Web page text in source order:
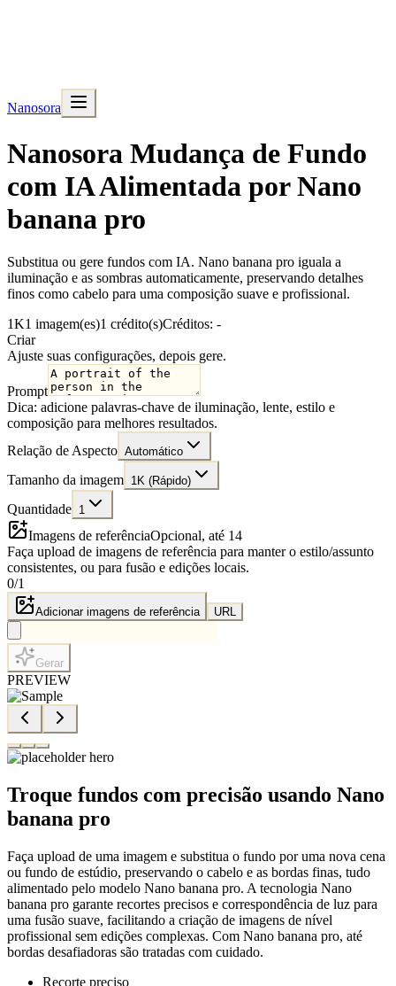
Nanosora
Nanosora Mudança de Fundo
com IA Alimentada por Nano
banana pro
Substitua ou gere fundos com IA. Nano banana pro iguala a
iluminação e as sombras automaticamente, preservando detalhes
finos como cabelo para uma composição suave e profissional.
1K1 imagem(es)1 crédito(s)Créditos: -
Criar
Ajuste suas configurações, depois gere.
Prompt
Dica: adicione palavras-chave de iluminação, lente, estilo e
composição para melhores resultados.
Relação de Aspecto Automático
Tamanho da imagem 1K (Rápido)
Quantidade 1
Imagens de referênciaOpcional, até 14
Faça upload de imagens de referência para manter o estilo/assunto
consistentes, ou para fusão e edições locais.
0/1
Adicionar imagens de referência URL
Gerar
PREVIEW
Troque fundos com precisão usando Nano
banana pro
Faça upload de uma imagem e substitua o fundo por uma nova cena
ou fundo de estúdio, preservando o cabelo e as bordas finas, tudo
alimentado pelo modelo Nano banana pro. A tecnologia Nano
banana pro garante recortes precisos e correspondência de luz para
uma fusão suave, facilitando a criação de imagens de nível
profissional sem edições complexas. Com Nano banana pro, até
bordas desafiadoras são tratadas com cuidado.
Recorte preciso